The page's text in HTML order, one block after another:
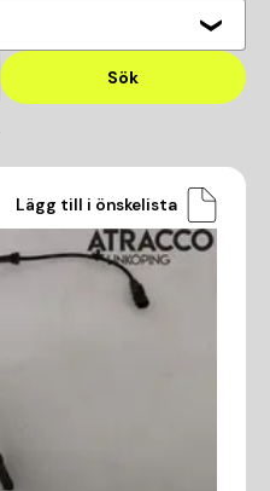
Sök
Lägg till i önskelista